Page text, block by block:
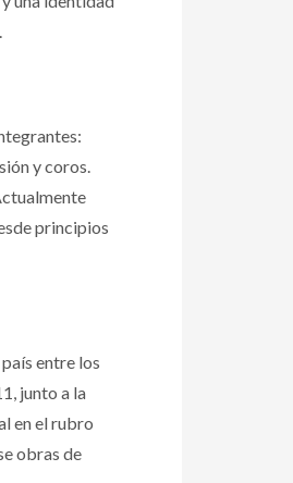
y coros.
principios
entre los
junto a la
en el rubro
obras de